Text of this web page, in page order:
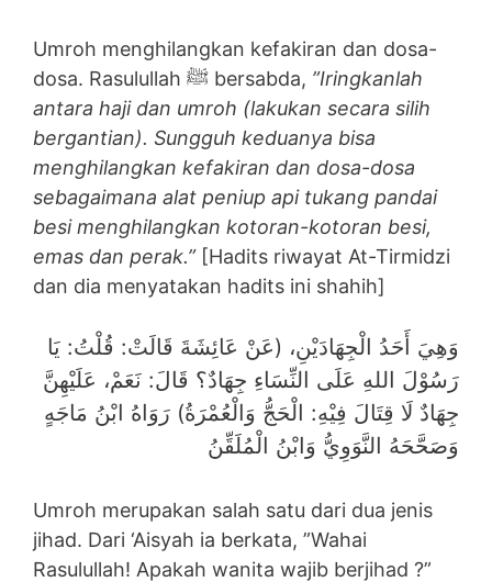
Umroh menghilangkan kefakiran dan dosa-
dosa. Rasulullah ﷺ bersabda, ”Iringkanlah
antara haji dan umroh (lakukan secara silih
bergantian). Sungguh keduanya bisa
menghilangkan kefakiran dan dosa-dosa
sebagaimana alat peniup api tukang pandai
besi menghilangkan kotoran-kotoran besi,
emas dan perak.”[Hadits riwayat At-Tirmidzi
dan dia menyatakan hadits ini shahih]
وَهِيَ أَحَدُ الْجِهَادَيْنِ، (عَنْ عَائِشَةَ قَالَتْ: قُلْتُ: يَا
رَسُوْلَ اللهِ عَلَى النِّسَاءِ جِهَادٌ؟ قَالَ: نَعَمْ، عَلَيْهِنَّ
جِهَادٌ لَا قِتَالَ ‌فِيْهِ: ‌الْحَجُّ ‌وَالْعُمْرَةُ) رَوَاهُ ابْنُ مَاجَهٍ
وَصَحَّحَهُ النَّوَوِيُّ وَابْنُ الْمُلَقِّنُ
Umroh merupakan salah satu dari dua jenis
jihad. Dari ‘Aisyah ia berkata, ”Wahai
Rasulullah! Apakah wanita wajib berjihad ?”